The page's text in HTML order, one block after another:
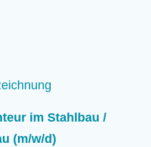
im Stahlbau /
(m/w/d)